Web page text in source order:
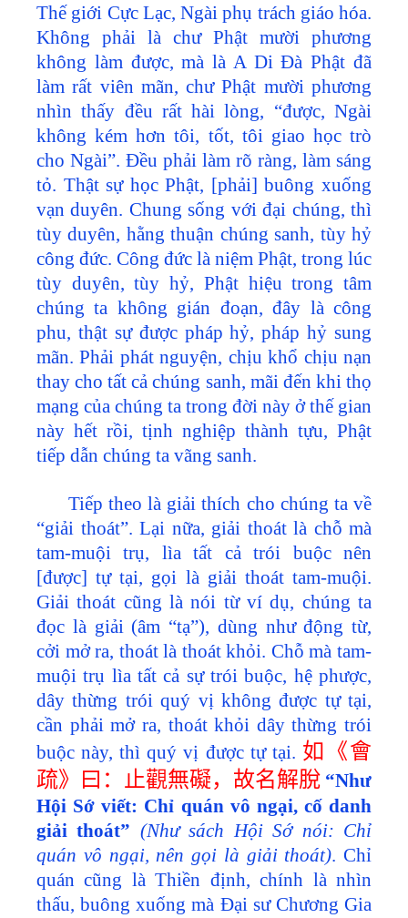
Thế giới Cực Lạc, Ngài phụ trách giáo hóa.
Không phải là chư Phật mười phương
không làm được, mà là A Di Đà Phật đã
làm rất viên mãn, chư Phật mười phương
nhìn thấy đều rất hài lòng, “được, Ngài
không kém hơn tôi, tốt, tôi giao học trò
cho Ngài”. Đều phải làm rõ ràng, làm sáng
tỏ. Thật sự học Phật, [phải] buông xuống
vạn duyên. Chung sống với đại chúng, thì
tùy duyên, hằng thuận chúng sanh, tùy hỷ
công đức. Công đức là niệm Phật, trong lúc
tùy duyên, tùy hỷ, Phật hiệu trong tâm
chúng ta không gián đoạn, đây là công
phu, thật sự được pháp hỷ, pháp hỷ sung
mãn. Phải phát nguyện, chịu khổ chịu nạn
thay cho tất cả chúng sanh, mãi đến khi thọ
mạng của chúng ta trong đời này ở thế gian
này hết rồi, tịnh nghiệp thành tựu, Phật
tiếp dẫn chúng ta vãng sanh.
Tiếp theo là giải thích cho chúng ta về
“giải thoát”. Lại nữa, giải thoát là chỗ mà
tam-muội trụ, lìa tất cả trói buộc nên
[được] tự tại, gọi là giải thoát tam-muội.
Giải thoát cũng là nói từ ví dụ, chúng ta
đọc là giải (âm “tạ”), dùng như động từ,
cởi mở ra, thoát là thoát khỏi. Chỗ mà tam-
muội trụ lìa tất cả sự trói buộc, hệ phược,
dây thừng trói quý vị không được tự tại,
cần phải mở ra, thoát khỏi dây thừng trói
buộc này, thì quý vị được tự tại. 如《會
疏》曰：止觀無礙，故名解脫 “Như
Hội Sớ viết: Chỉ quán vô ngại, cố danh
giải thoát” (Như sách Hội Sớ nói: Chỉ
quán vô ngại, nên gọi là giải thoát). Chỉ
quán cũng là Thiền định, chính là nhìn
thấu, buông xuống mà Đại sư Chương Gia